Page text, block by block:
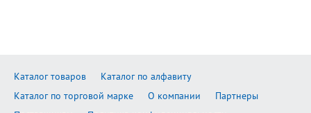
Каталог товаров
Каталог по алфавиту
Каталог по торговой марке
О компании
Партнеры